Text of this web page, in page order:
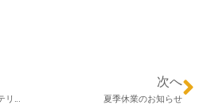
次へ
夏季休業のお知らせ